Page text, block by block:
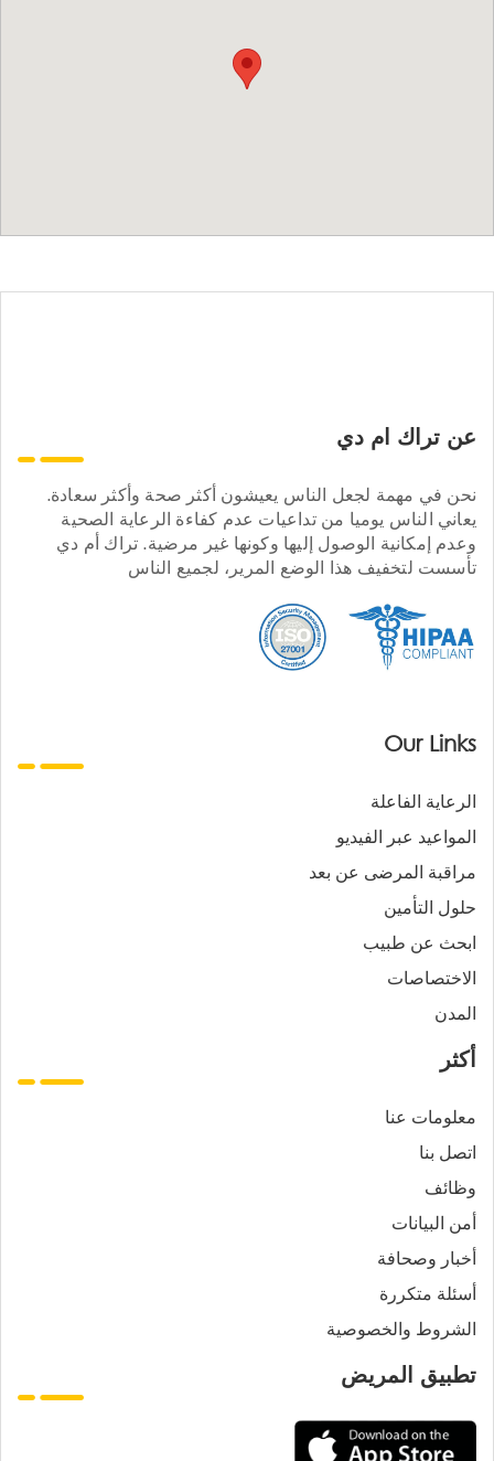
عن تراك ام دي
نحن في مهمة لجعل الناس يعيشون أكثر صحة وأكثر سعادة.
يعاني الناس يوميا من تداعيات عدم كفاءة الرعاية الصحية
وعدم إمكانية الوصول إليها وكونها غير مرضية. تراك أم دي
تأسست لتخفيف هذا الوضع المرير، لجميع الناس
Our Links
الرعاية الفاعلة
المواعيد عبر الفيديو
مراقبة المرضى عن بعد
حلول التأمين
ابحث عن طبيب
الاختصاصات
المدن
أكثر
معلومات عنا
اتصل بنا
وظائف
أمن البيانات
أخبار وصحافة
أسئلة متكررة
الشروط والخصوصية
تطبيق المريض